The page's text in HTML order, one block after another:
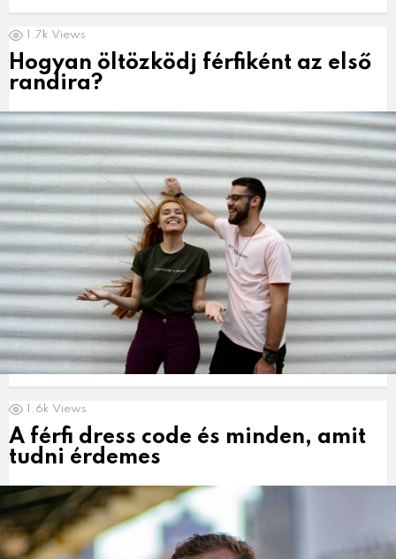
1.7k Views
Hogyan öltözködj férfiként az első
randira?
1.6k Views
A férfi dress code és minden, amit
tudni érdemes